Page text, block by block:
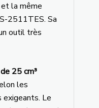
la même
2511TES. Sa
outil très
25 cm³
les
Le